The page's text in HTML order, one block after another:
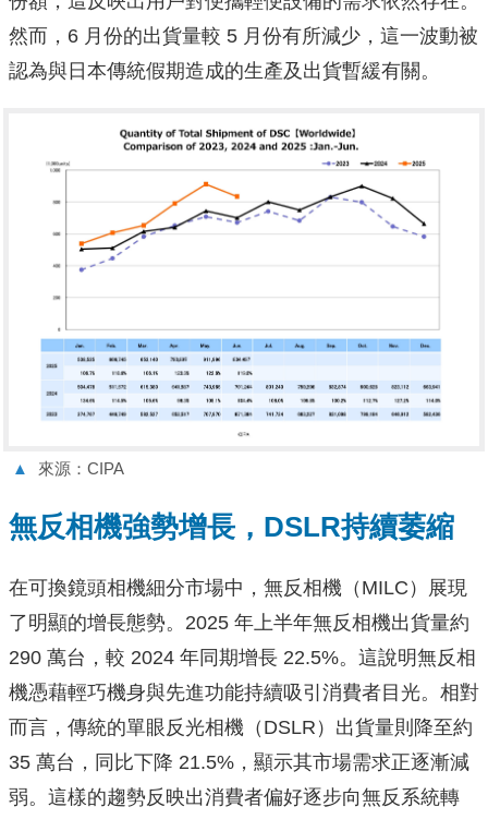
然而，6 月份的出貨量較 5 月份有所減少，這一波動被
認為與日本傳統假期造成的生產及出貨暫緩有關。
▲ 來源：CIPA
無反相機強勢增長，DSLR持續萎縮
在可換鏡頭相機細分市場中，無反相機（MILC）展現
了明顯的增長態勢。2025 年上半年無反相機出貨量約
290 萬台，較 2024 年同期增長 22.5%。這說明無反相
機憑藉輕巧機身與先進功能持續吸引消費者目光。相對
而言，傳統的單眼反光相機（DSLR）出貨量則降至約
35 萬台，同比下降 21.5%，顯示其市場需求正逐漸減
弱。這樣的趨勢反映出消費者偏好逐步向無反系統轉